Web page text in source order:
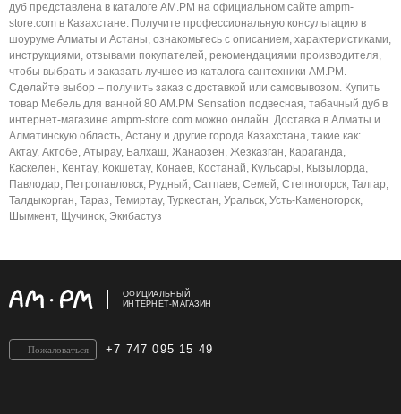
дуб представлена в каталоге AM.PM на официальном сайте ampm-
store.com в Казахстане. Получите профессиональную консультацию в
шоуруме Алматы и Астаны, ознакомьтесь с описанием, характеристиками,
инструкциями, отзывами покупателей, рекомендациями производителя,
чтобы выбрать и заказать лучшее из каталога сантехники AM.PM.
Сделайте выбор – получить заказ с доставкой или самовывозом. Купить
товар Мебель для ванной 80 AM.PM Sensation подвесная, табачный дуб в
интернет-магазине ampm-store.com можно онлайн. Доставка в Алматы и
Алматинскую область, Астану и другие города Казахстана, такие как:
Актау, Актобе, Атырау, Балхаш, Жанаозен, Жезказган, Караганда,
Каскелен, Кентау, Кокшетау, Конаев, Костанай, Кульсары, Кызылорда,
Павлодар, Петропавловск, Рудный, Сатпаев, Семей, Степногорск, Талгар,
Талдыкорган, Тараз, Темиртау, Туркестан, Уральск, Усть-Каменогорск,
Шымкент, Щучинск, Экибастуз
ОФИЦИАЛЬНЫЙ
ИНТЕРНЕТ-МАГАЗИН
+7 747 095 15 49
Пожаловаться